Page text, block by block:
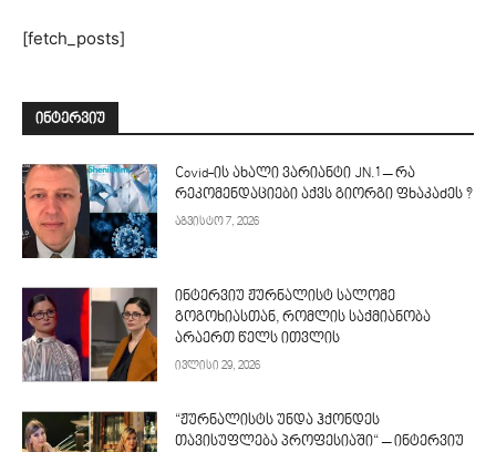
[fetch_posts]
ᲘᲜᲢᲔᲠᲕᲘᲣ
Covid-ის ახალი ვარიანტი JN.1 – რა
რეკომენდაციები აქვს გიორგი ფხაკაძეს ?
აგვისტო 7, 2026
ინტერვიუ ჟურნალისტ სალომე
გოგოხიასთან, რომლის საქმიანობა
არაერთ წელს ითვლის
ივლისი 29, 2026
“ჟურნალისტს უნდა ჰქონდეს
თავისუფლება პროფესიაში“ – ინტერვიუ